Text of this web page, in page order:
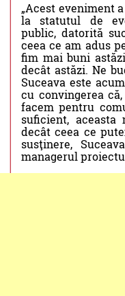
„Acest eveniment
la statutul de
public, datorită
ceea ce am adus
fim mai buni
decât astăzi. Ne
Suceava este
cu convingerea
facem pentru
suficient,
decât ceea ce
susţinere,
managerul